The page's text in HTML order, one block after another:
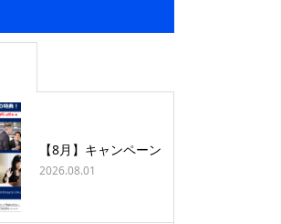
【8月】キャンペーン
2026.08.01